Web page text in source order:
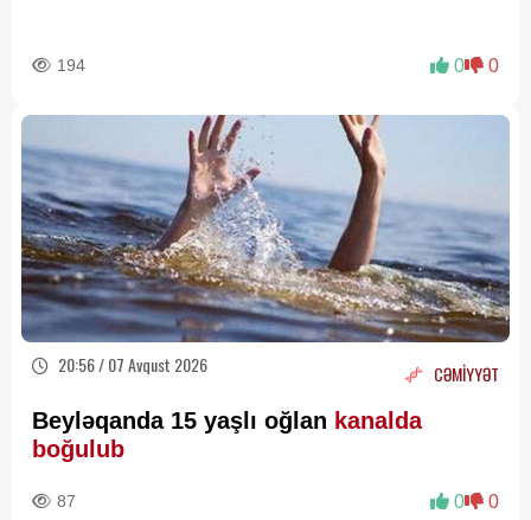
194 0 0
20:56 / 07 Avqust 2026 CƏMİYYƏT
Beyləqanda 15 yaşlı oğlan kanalda
boğulub
87 0 0